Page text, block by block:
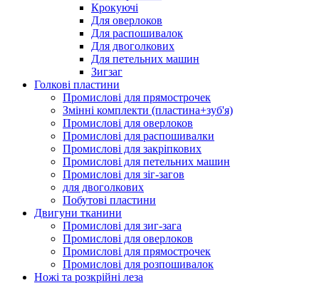
Крокуючі
Для оверлоков
Для распошивалок
Для двоголкових
Для петельних машин
Зигзаг
Голкові пластини
Промислові для прямострочек
Змінні комплекти (пластина+зуб'я)
Промислові для оверлоков
Промислові для распошивалки
Промислові для закріпкових
Промислові для петельних машин
Промислові для зіг-загов
для двоголкових
Побутові пластини
Двигуни тканини
Промислові для зиг-зага
Промислові для оверлоков
Промислові для прямострочек
Промислові для розпошивалок
Ножі та розкрійні леза